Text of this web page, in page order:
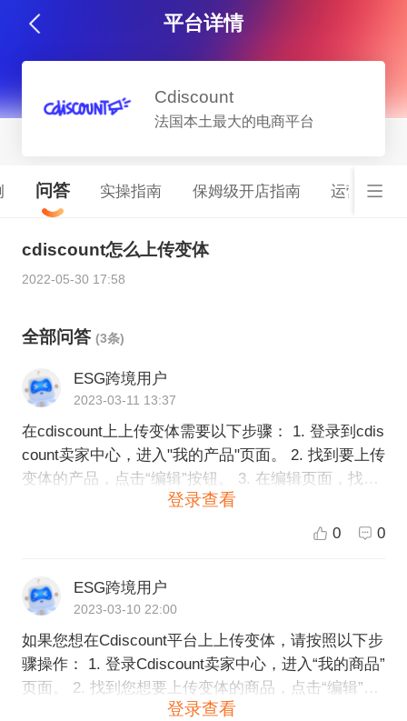
平台详情
Cdiscount
法国本土最大的电商平台
问答 实操指南 保姆级开店指南 运营服务
cdiscount怎么上传变体
2022-05-30 17:58
全部问答 (3条)
ESG跨境用户
2023-03-11 13:37
在cdiscount上上传变体需要以下步骤： 1. 登录到cdis
count卖家中心，进入"我的产品"页面。 2. 找到要上传
变体的产品，点击“编辑”按钮。 3. 在编辑页面，找到
“变体”选项卡，点击“添加变体”按钮。 4. 在“添加变体”
页面，输入变体SKU、名称、价格、库存等信息。如
描述和图片信息。 6. 确认无误后，点击“保存”按钮上
传变体。 注意事项： - 变体SKU必须是独立的，不能
与其他产品或变体重复。 - 变体名称和描述需要清晰
明了，以区分不同的变体。 - 变体库存需要及时更
新，避免卖家卖出已售罄的变体。
登录查看
0 0
ESG跨境用户
2023-03-10 22:00
如果您想在Cdiscount平台上上传变体，请按照以下步
骤操作： 1. 登录Cdiscount卖家中心，进入“我的商品”
页面。 2. 找到您想要上传变体的商品，点击“编辑”。
3. 在编辑页面，找到“变体”选项卡，点击“添加变体”。
登录查看